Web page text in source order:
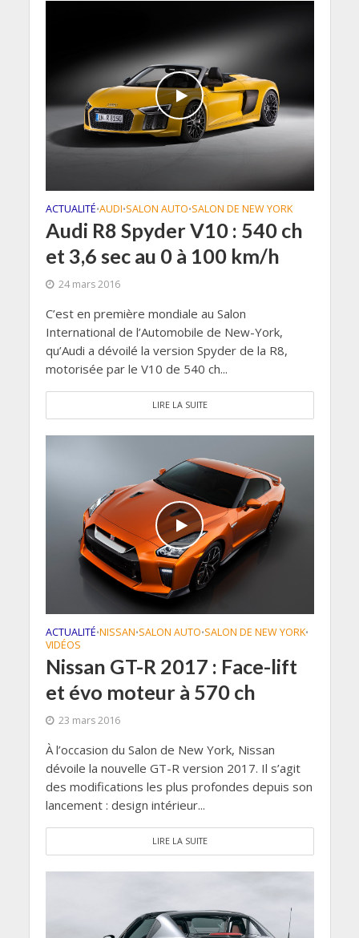
ACTUALITÉ•AUDI•SALON AUTO•SALON DE NEW YORK
Audi R8 Spyder V10 : 540 ch
et 3,6 sec au 0 à 100 km/h
24 mars 2016
C’est en première mondiale au Salon
International de l’Automobile de New-York,
qu’Audi a dévoilé la version Spyder de la R8,
motorisée par le V10 de 540 ch...
LIRE LA SUITE
ACTUALITÉ•NISSAN•SALON AUTO•SALON DE NEW YORK•
VIDÉOS
Nissan GT-R 2017 : Face-lift
et évo moteur à 570 ch
23 mars 2016
À l’occasion du Salon de New York, Nissan
dévoile la nouvelle GT-R version 2017. Il s’agit
des modifications les plus profondes depuis son
lancement : design intérieur...
LIRE LA SUITE